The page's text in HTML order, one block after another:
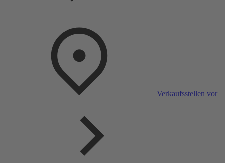
Verkaufsstellen vor